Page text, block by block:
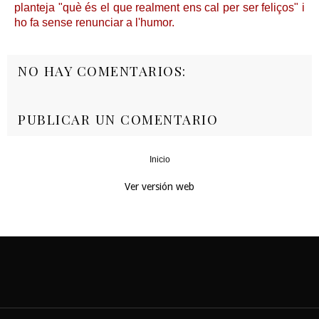
planteja "què és el que realment ens cal per ser feliços" i
ho fa sense renunciar a l'humor.
NO HAY COMENTARIOS:
PUBLICAR UN COMENTARIO
Inicio
Ver versión web